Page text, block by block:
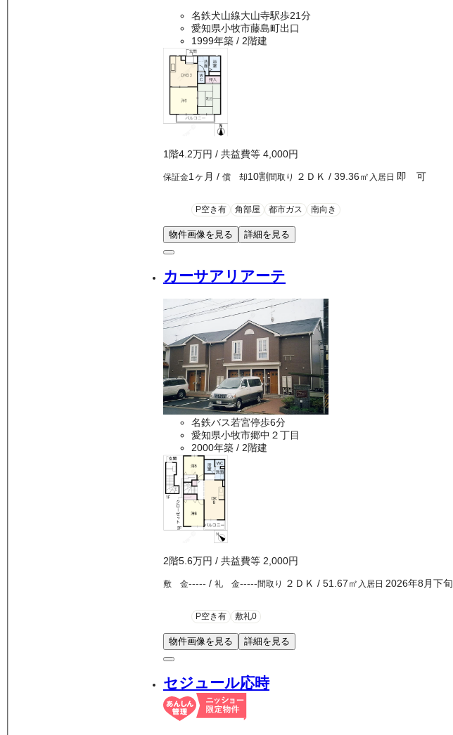
名鉄犬山線大山寺駅歩21分
愛知県小牧市藤島町出口
1999年築 / 2階建
1 階4.2万円 / 共益費等 4,000円
保証金1ヶ月 / 償 却10割 間取り ２ＤＫ / 39.36㎡ 入居日 即 可
P空き有 角部屋 都市ガス 南向き
物件画像を見る 詳細を見る
カーサアリアーテ
名鉄バス若宮停歩6分
愛知県小牧市郷中２丁目
2000年築 / 2階建
2階5.6万円 / 共益費等 2,000円
敷 金----- / 礼 金-----間取り ２ＤＫ / 51.67㎡ 入居日 2026年8月下旬
P空き有 敷礼0
物件画像を見る 詳細を見る
セジュール応時